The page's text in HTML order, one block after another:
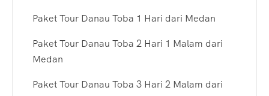
Paket Tour Danau Toba 1 Hari dari Medan
Paket Tour Danau Toba 2 Hari 1 Malam dari
Medan
Paket Tour Danau Toba 3 Hari 2 Malam dari